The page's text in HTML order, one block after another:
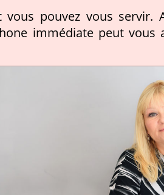
pouvez vous servir.
immédiate peut vous